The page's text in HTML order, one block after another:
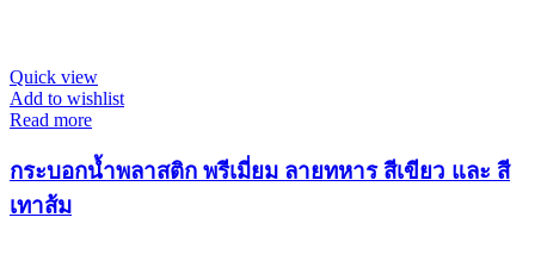
Quick view
Add to wishlist
Read more
กระบอกน้ำพลาสติก พรีเมี่ยม ลายทหาร สีเขียว และ สี
เทาส้ม